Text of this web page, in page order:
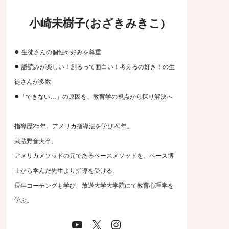
小崎未樹子(おざきみきこ)
● 生徒さんの個性や好みを尊重
● 譜読みが楽しい！創るって面白い！考えるの好き！の生
徒さんが多数
● 「できない…」の原因を、教育学の視点から探り解決へ
指導歴25年。アメリカ指導法を学び20年。
武蔵野音大卒。
アメリカメソッドの元であるペースメソッドを、ペース博
士から学んだ先生より指導を受ける。
長年コーチングも学び、放送大学大学院にて教育心理学を
学ぶ。